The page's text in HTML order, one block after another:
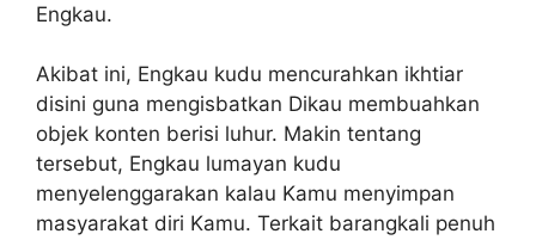
Engkau.
Akibat ini, Engkau kudu mencurahkan ikhtiar
disini guna mengisbatkan Dikau membuahkan
objek konten berisi luhur. Makin tentang
tersebut, Engkau lumayan kudu
menyelenggarakan kalau Kamu menyimpan
masyarakat diri Kamu. Terkait barangkali penuh